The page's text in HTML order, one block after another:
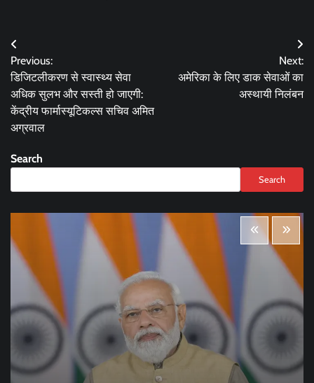
Post
navigation
Previous:
डिजिटलीकरण से स्वास्थ्य सेवा
अधिक सुलभ और सस्ती हो जाएगी:
केंद्रीय फार्मास्यूटिकल्स सचिव अमित
अग्रवाल
Next:
अमेरिका के लिए डाक सेवाओं का
अस्थायी निलंबन
Search
Search